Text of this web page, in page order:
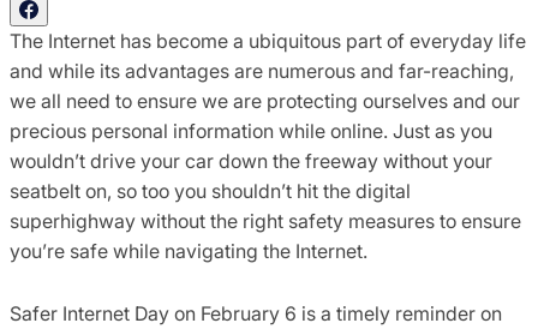
The Internet has become a ubiquitous part of everyday life
and while its advantages are numerous and far-reaching,
we all need to ensure we are protecting ourselves and our
precious personal information while online. Just as you
wouldn’t drive your car down the freeway without your
seatbelt on, so too you shouldn’t hit the digital
superhighway without the right safety measures to ensure
you’re safe while navigating the Internet.
Safer Internet Day on February 6 is a timely reminder on